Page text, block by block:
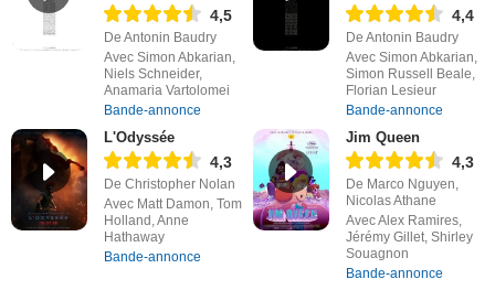
4,5
De Antonin Baudry
Avec Simon Abkarian,
Niels Schneider,
Anamaria Vartolomei
Bande-annonce
4,4
De Antonin Baudry
Avec Simon Abkarian,
Simon Russell Beale,
Florian Lesieur
Bande-annonce
L'Odyssée
4,3
De Christopher Nolan
Avec Matt Damon, Tom
Holland, Anne
Hathaway
Bande-annonce
Jim Queen
4,3
De Marco Nguyen,
Nicolas Athane
Avec Alex Ramires,
Jérémy Gillet, Shirley
Souagnon
Bande-annonce